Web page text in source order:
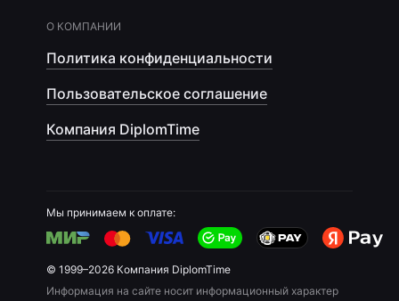
О КОМПАНИИ
Политика конфиденциальности
Пользовательское соглашение
Компания DiplomTime
Мы принимаем к оплате:
© 1999–2026 Компания DiplomTime
Информация на сайте носит информационный характер